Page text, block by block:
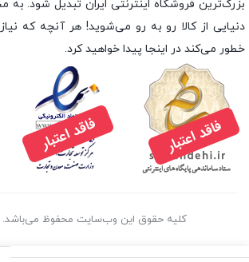
بزرگ‌ترین فروشگاه اینترنتی ایران تبدیل شود.
دنیایی از کالا رو به رو می‌شوید! هر آنچه که
خطور می‌کند در اینجا پیدا خواهید کرد.
کلیه حقوق این وب‌سایت محفوظ می‌باشد. ۲۰۰۰-